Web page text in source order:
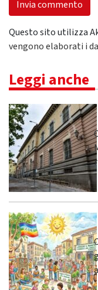
Questo sito utilizza
vengono elaborati i
Leggi anche